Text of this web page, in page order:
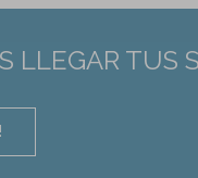
LLEGAR TUS